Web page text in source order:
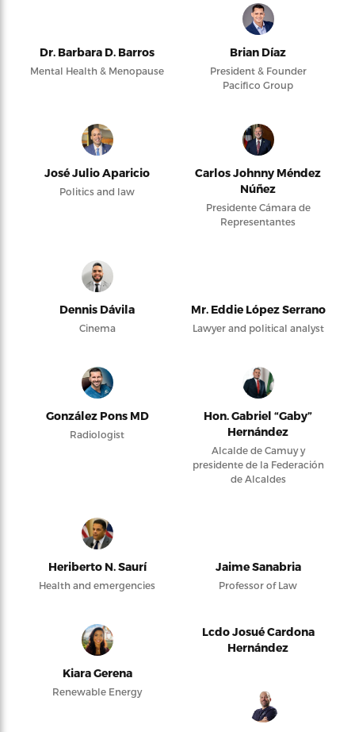
Dr. Barbara D. Barros
Mental Health & Menopause
Brian Díaz
President & Founder
Pacifico Group
José Julio Aparicio
Politics and law
Carlos Johnny Méndez
Núñez
Presidente Cámara de
Representantes
Dennis Dávila
Cinema
Mr. Eddie López Serrano
Lawyer and political analyst
González Pons MD
Radiologist
Hon. Gabriel “Gaby”
Hernández
Alcalde de Camuy y
presidente de la Federación
de Alcaldes
Heriberto N. Saurí
Health and emergencies
Jaime Sanabria
Professor of Law
Kiara Gerena
Renewable Energy
Lcdo Josué Cardona
Hernández